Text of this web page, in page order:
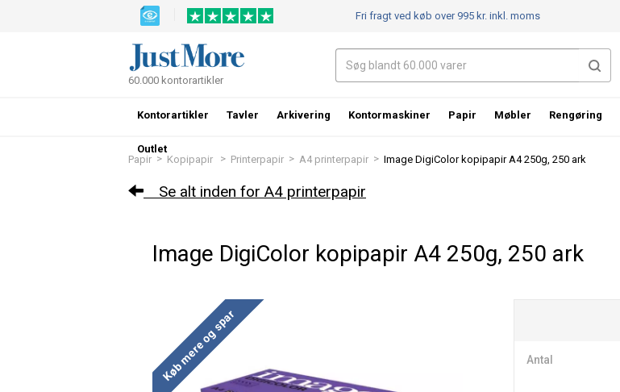
Papir > Kopipapir > Printerpapir > A4 printerpapir > Image DigiColor kopipapir A4 250g, 250 ark
Se alt inden for A4 printerpapir
Image DigiColor kopipapir A4 250g, 250 ark
Køb mere og spar Antal
Fri fragt ved køb over 995 kr.inkl. moms
60.000 kontorartikler
Kontorartikler Tavler Arkivering Kontormaskiner Papir Møbler Rengøring
Outlet